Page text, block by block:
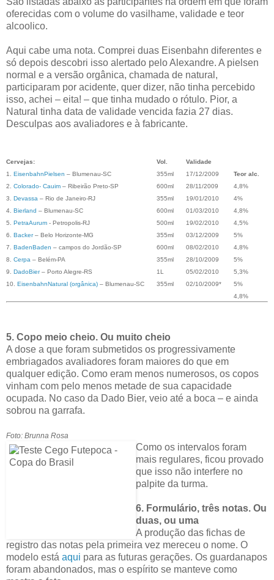
oferecidas com o volume do vasilhame, validade e teor
alcoolico.
Aqui cabe uma nota. Comprei duas Eisenbahn diferentes e
só depois descobri isso alertado pelo Alexandre. A pielsen
normal e a versão orgânica, chamada de natural,
participaram por acidente, quer dizer, não tinha percebido
isso, achei – eita! – que tinha mudado o rótulo. Pior, a
Natural tinha data de validade vencida fazia 27 dias.
Desculpas aos avaliadores e à fabricante.
Cervejas:
1. EisenbahnPielsen – Blumenau-SC
2. Colorado- Cauim – Ribeirão Preto-SP
3. Devassa – Rio de Janeiro-RJ
4. Bierland – Blumenau-SC
5. PetraAurum - Petropolis-RJ
6. Backer– Belo Horizonte-MG
7. BadenBaden – campos do Jordão-SP
8. Cerpa – Belém-PA
9. DadoBier– Porto Alegre-RS
10. EisenbahnNatural (orgânica) – Blumenau-SC
Vol.
355ml
600ml
355ml
600ml
500ml
355ml
600ml
355ml
1L
355ml
Validade
17/12/2009
28/11/2009
19/01/2010
01/03/2010
19/02/2010
03/12/2009
08/02/2010
28/10/2009
05/02/2010
02/10/2009*
Teor alc.
4,8%
4%
4,8%
4,5%
5%
4,8%
5%
5,3%
5%
4,8%
5. Copo meio cheio. Ou muito cheio
A dose a que foram submetidos os progressivamente
embriagados avaliadores foram maiores do que em
qualquer edição. Como eram menos numerosos, os copos
vinham com pelo menos metade de sua capacidade
ocupada. No caso da Dado Bier, veio até a boca – e ainda
sobrou na garrafa.
Foto: Brunna Rosa
Como os intervalos foram
mais regulares, ficou provado
que isso não interfere no
palpite da turma.
6. Formulário, três notas. Ou
duas, ou uma
A produção das fichas de
registro das notas pela primeira vez mereceu o nome. O
modelo está aqui para as futuras gerações. Os guardanapos
foram abandonados, mas o espírito se manteve como